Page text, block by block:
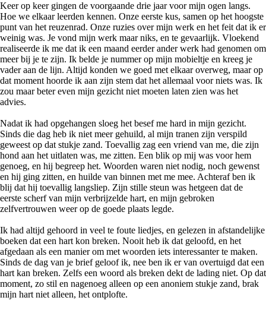
Keer op keer gingen de voorgaande drie jaar voor mijn ogen langs.
Hoe we elkaar leerden kennen. Onze eerste kus, samen op het hoogste
punt van het reuzenrad. Onze ruzies over mijn werk en het feit dat ik er
weinig was. Je vond mijn werk maar niks, en te gevaarlijk. Vloekend
realiseerde ik me dat ik een maand eerder ander werk had genomen om
meer bij je te zijn. Ik belde je nummer op mijn mobieltje en kreeg je
vader aan de lijn. Altijd konden we goed met elkaar overweg, maar op
dat moment hoorde ik aan zijn stem dat het allemaal voor niets was. Ik
zou maar beter even mijn gezicht niet moeten laten zien was het
advies.
Nadat ik had opgehangen sloeg het besef me hard in mijn gezicht.
Sinds die dag heb ik niet meer gehuild, al mijn tranen zijn verspild
geweest op dat stukje zand. Toevallig zag een vriend van me, die zijn
hond aan het uitlaten was, me zitten. Een blik op mij was voor hem
genoeg, en hij begreep het. Woorden waren niet nodig, noch gewenst
en hij ging zitten, en huilde van binnen met me mee. Achteraf ben ik
blij dat hij toevallig langsliep. Zijn stille steun was hetgeen dat de
eerste scherf van mijn verbrijzelde hart, en mijn gebroken
zelfvertrouwen weer op de goede plaats legde.
Ik had altijd gehoord in veel te foute liedjes, en gelezen in afstandelijke
boeken dat een hart kon breken. Nooit heb ik dat geloofd, en het
afgedaan als een manier om met woorden iets interessanter te maken.
Sinds de dag van je brief geloof ik, nee ben ik er van overtuigd dat een
hart kan breken. Zelfs een woord als breken dekt de lading niet. Op dat
moment, zo stil en nagenoeg alleen op een anoniem stukje zand, brak
mijn hart niet alleen, het ontplofte.